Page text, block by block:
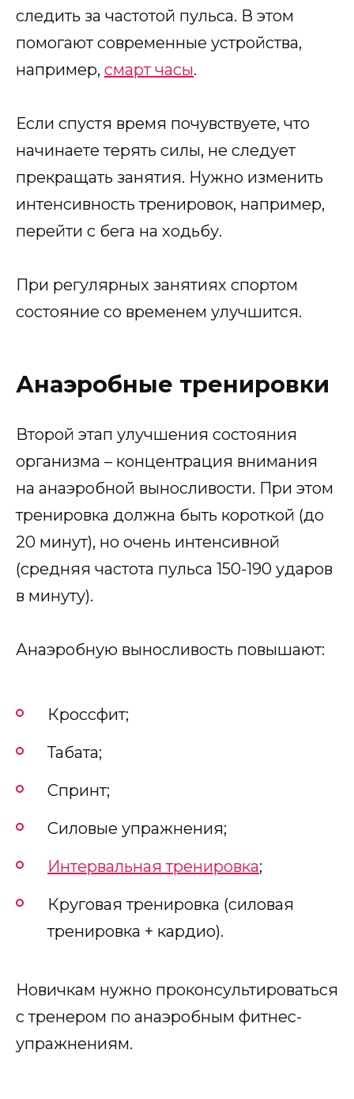
следить за частотой пульса. В этом
помогают современные устройства,
например, смарт часы.
Если спустя время почувствуете, что
начинаете терять силы, не следует
прекращать занятия. Нужно изменить
интенсивность тренировок, например,
перейти с бега на ходьбу.
При регулярных занятиях спортом
состояние со временем улучшится.
Анаэробные тренировки
Второй этап улучшения состояния
организма – концентрация внимания
на анаэробной выносливости. При этом
тренировка должна быть короткой (до
20 минут), но очень интенсивной
(средняя частота пульса 150-190 ударов
в минуту).
Анаэробную выносливость повышают:
Кроссфит;
Табата;
Спринт;
Силовые упражнения;
Интервальная тренировка;
Круговая тренировка (силовая
тренировка + кардио).
Новичкам нужно проконсультироваться
с тренером по анаэробным фитнес-
упражнениям.